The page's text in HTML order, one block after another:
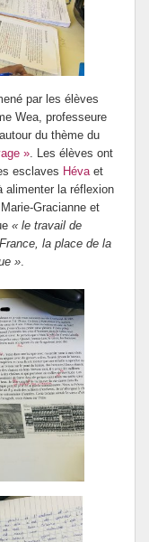
par les élèves
Wea, professeure
du thème du
» . Les élèves ont
esclaves Héva et
alimenter la réflexion
Gracianne et
« le travail de
la place de la
»